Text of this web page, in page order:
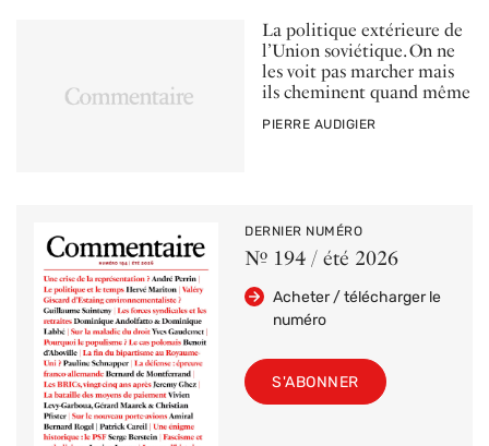
La politique extérieure de
l’Union soviétique. On ne
les voit pas marcher mais
ils cheminent quand même
PAR
PIERRE AUDIGIER
DERNIER NUMÉRO
Nº 194 / été 2026
Acheter / télécharger le
numéro
S'ABONNER